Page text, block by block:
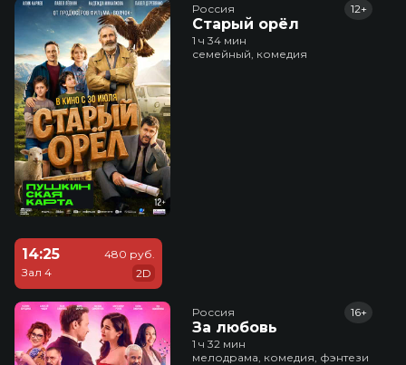
Россия
Старый орёл
12+
1 ч 34 мин
семейный, комедия
14:25
Зал 4
480 руб.
2D
Россия
За любовь
16+
1 ч 32 мин
мелодрама, комедия, фэнтези